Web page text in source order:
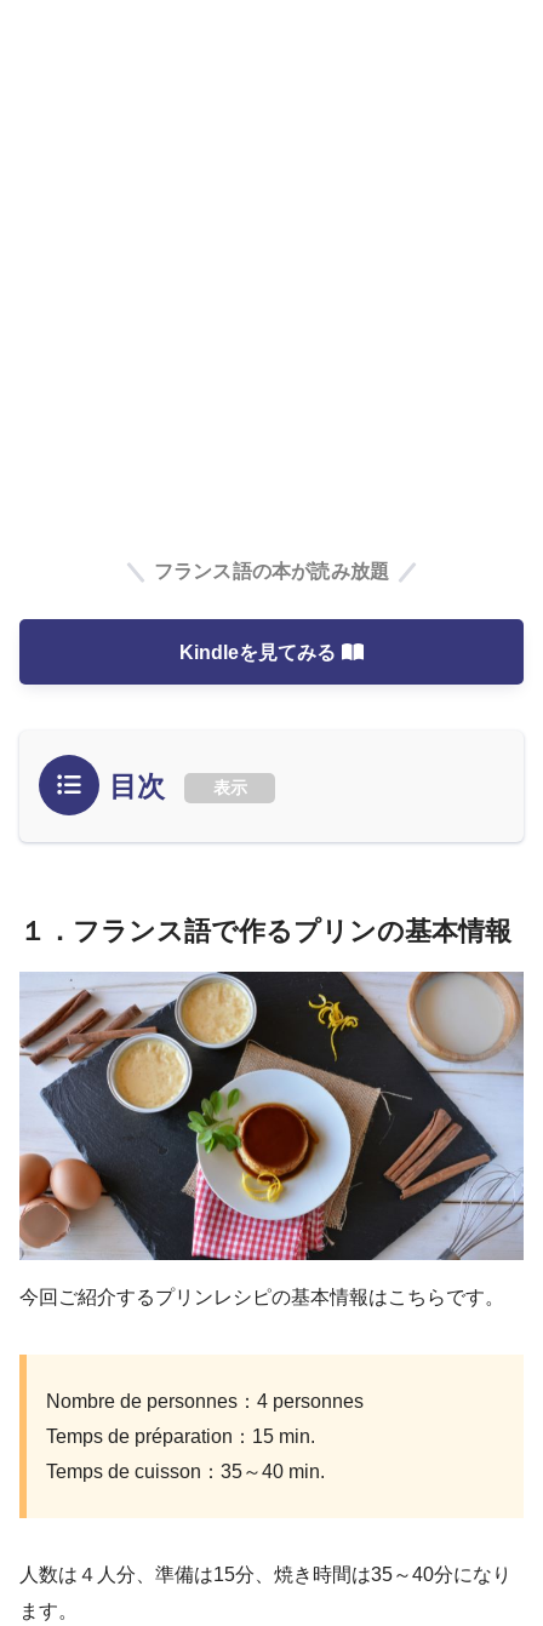
フランス語の本が読み放題
Kindleを見てみる
目次 表示
１．フランス語で作るプリンの基本情報
今回ご紹介するプリンレシピの基本情報はこちらです。
Nombre de personnes：4 personnes
Temps de préparation：15 min.
Temps de cuisson：35～40 min.
人数は４人分、準備は15分、焼き時間は35～40分になり
ます。